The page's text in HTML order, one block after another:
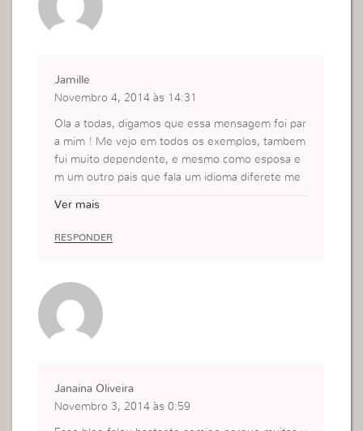
Jamille
Novembro 4, 2014 às 14:31
Ola a todas, digamos que essa mensagem foi par
a mim ! Me vejo em todos os exemplos, tambem
fui muito dependente, e mesmo como esposa e
m um outro pais que fala um idioma diferete me
benco!
Ver mais
RESPONDER
Janaina Oliveira
Novembro 3, 2014 às 0:59